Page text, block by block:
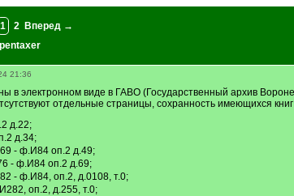
1 2
Вперед →
pentaxer
21:36
в электронном виде в ГАВО (Государственный архив
отдельные страницы, сохранность имеющихся
д.22;
д.34;
- ф.И84 оп.2 д.49;
- ф.И84 оп.2 д.69;
- ф.И84, оп.2, д.0108, т.0;
оп.2, д.255, т.0;